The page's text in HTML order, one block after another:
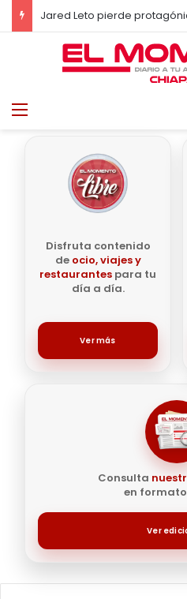
Menu
Disfruta contenido
de ocio, viajes y
restaurantes para tu
día a día.
Ver más
Consulta
en
Ver